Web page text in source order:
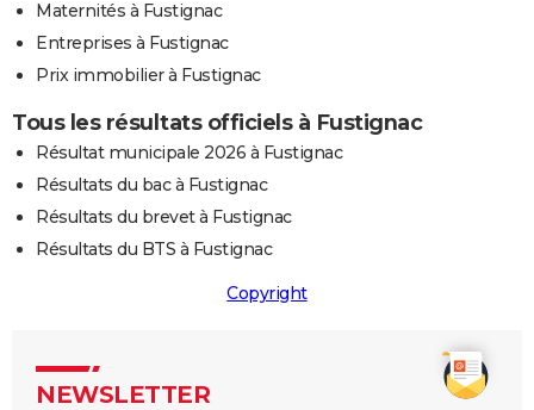
Maternités à Fustignac
Entreprises à Fustignac
Prix immobilier à Fustignac
Tous les résultats officiels à Fustignac
Résultat municipale 2026 à Fustignac
Résultats du bac à Fustignac
Résultats du brevet à Fustignac
Résultats du BTS à Fustignac
Copyright
NEWSLETTER